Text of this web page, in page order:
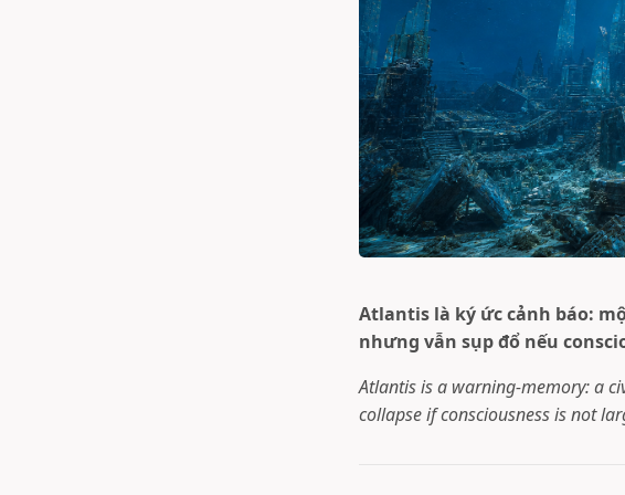
Atlantis là ký ức cảnh báo:
nhưng vẫn sụp đổ nếu
Atlantis is a warning-memory: a
collapse if consciousness is not